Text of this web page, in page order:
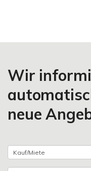
Wir
neue